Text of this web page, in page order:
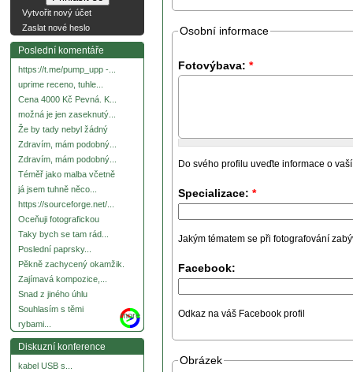
Vytvořit nový účet
Zaslat nové heslo
Poslední komentáře
https://t.me/pump_upp -...
uprime receno, tuhle...
Cena 4000 Kč Pevná. K...
možná je jen zaseknutý...
Že by tady nebyl žádný
Zdravím, mám podobný...
Zdravím, mám podobný...
Téměř jako malba včetně
já jsem tuhně něco...
https://sourceforge.net/...
Oceňuji fotografickou
Taky bych se tam rád...
Poslední paprsky...
Pěkně zachycený okamžik.
Zajímavá kompozice,...
Snad z jiného úhlu
Souhlasím s těmi
rybami...
more
Diskuzní konference
kabel USB s...
Osobní informace
Fotovýbava: *
Do svého profilu uveďte informace o
Specializace: *
Jakým tématem se při fotografování
Facebook:
Odkaz na váš Facebook profil
Obrázek